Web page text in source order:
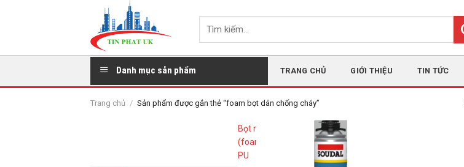
Tìm
Danh mục sản phẩm TRANG CHỦ GIỚI THIỆU TIN TỨC
Trang chủ / Sản phẩm được gắn thẻ “foam bọt dán chống cháy”
Bọt nở
(foam)
PU